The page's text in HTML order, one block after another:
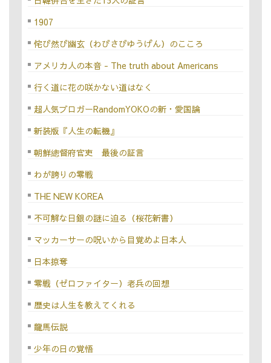
1907
侘び然び幽玄（わびさびゆうげん）のこころ
アメリカ人の本音 - The truth about Americans
行く道に花の咲かない道はなく
超人気ブロガーRandomYOKOの新・愛国論
新装版『人生の転機』
朝鮮總督府官吏 最後の証言
わが誇りの零戦
THE NEW KOREA
不可解な日銀の謎に迫る（桜花新書）
マッカーサーの呪いから目覚めよ日本人
日本掠奪
零戦（ゼロファイター）老兵の回想
歴史は人生を教えてくれる
龍馬伝説
少年の日の覚悟